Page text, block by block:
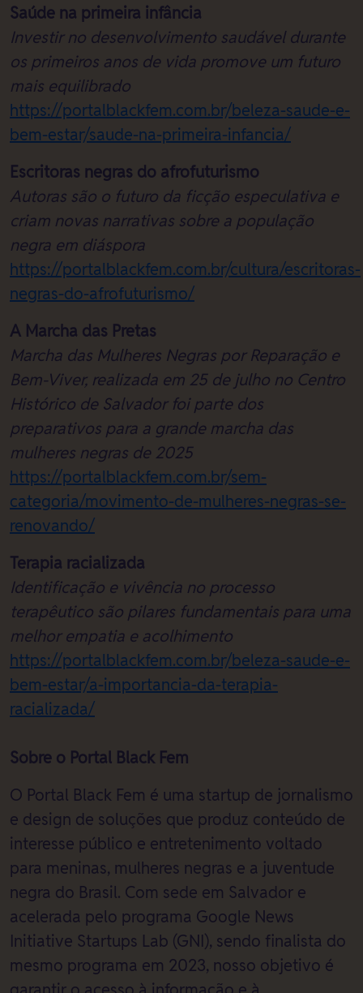
Saúde na primeira infância
Investir no desenvolvimento saudável durante
os primeiros anos de vida promove um futuro
mais equilibrado
https://portalblackfem.com.br/beleza-saude-e-
bem-estar/saude-na-primeira-infancia/
Escritoras negras do afrofuturismo
Autoras são o futuro da ficção especulativa e
criam novas narrativas sobre a população
negra em diáspora
https://portalblackfem.com.br/cultura/escritoras-
negras-do-afrofuturismo/
A Marcha das Pretas
Marcha das Mulheres Negras por Reparação e
Bem-Viver, realizada em 25 de julho no Centro
Histórico de Salvador foi parte dos
preparativos para a grande marcha das
mulheres negras de 2025
https://portalblackfem.com.br/sem-
categoria/movimento-de-mulheres-negras-se-
renovando/
Terapia racializada
Identificação e vivência no processo
terapêutico são pilares fundamentais para uma
melhor empatia e acolhimento
https://portalblackfem.com.br/beleza-saude-e-
bem-estar/a-importancia-da-terapia-
racializada/
Sobre o Portal Black Fem
O Portal Black Fem é uma startup de jornalismo
e design de soluções que produz conteúdo de
interesse público e entretenimento voltado
para meninas, mulheres negras e a juventude
negra do Brasil. Com sede em Salvador e
acelerada pelo programa Google News
Initiative Startups Lab (GNI), sendo finalista do
mesmo programa em 2023, nosso objetivo é